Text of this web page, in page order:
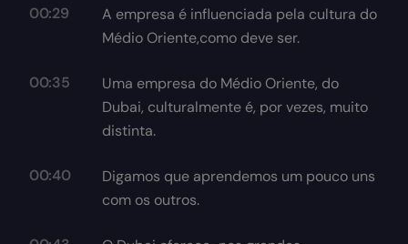
00:29
A empresa é influenciada pela cultura do
Médio Oriente,como deve ser.
00:35
Uma empresa do Médio Oriente, do
Dubai, culturalmente é, por vezes, muito
distinta.
00:40
Digamos que aprendemos um pouco uns
com os outros.